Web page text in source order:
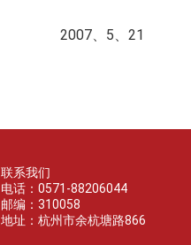
2007、5、21
联系我们
电话：0571-88206044
邮编：310058
地址：杭州市余杭塘路866